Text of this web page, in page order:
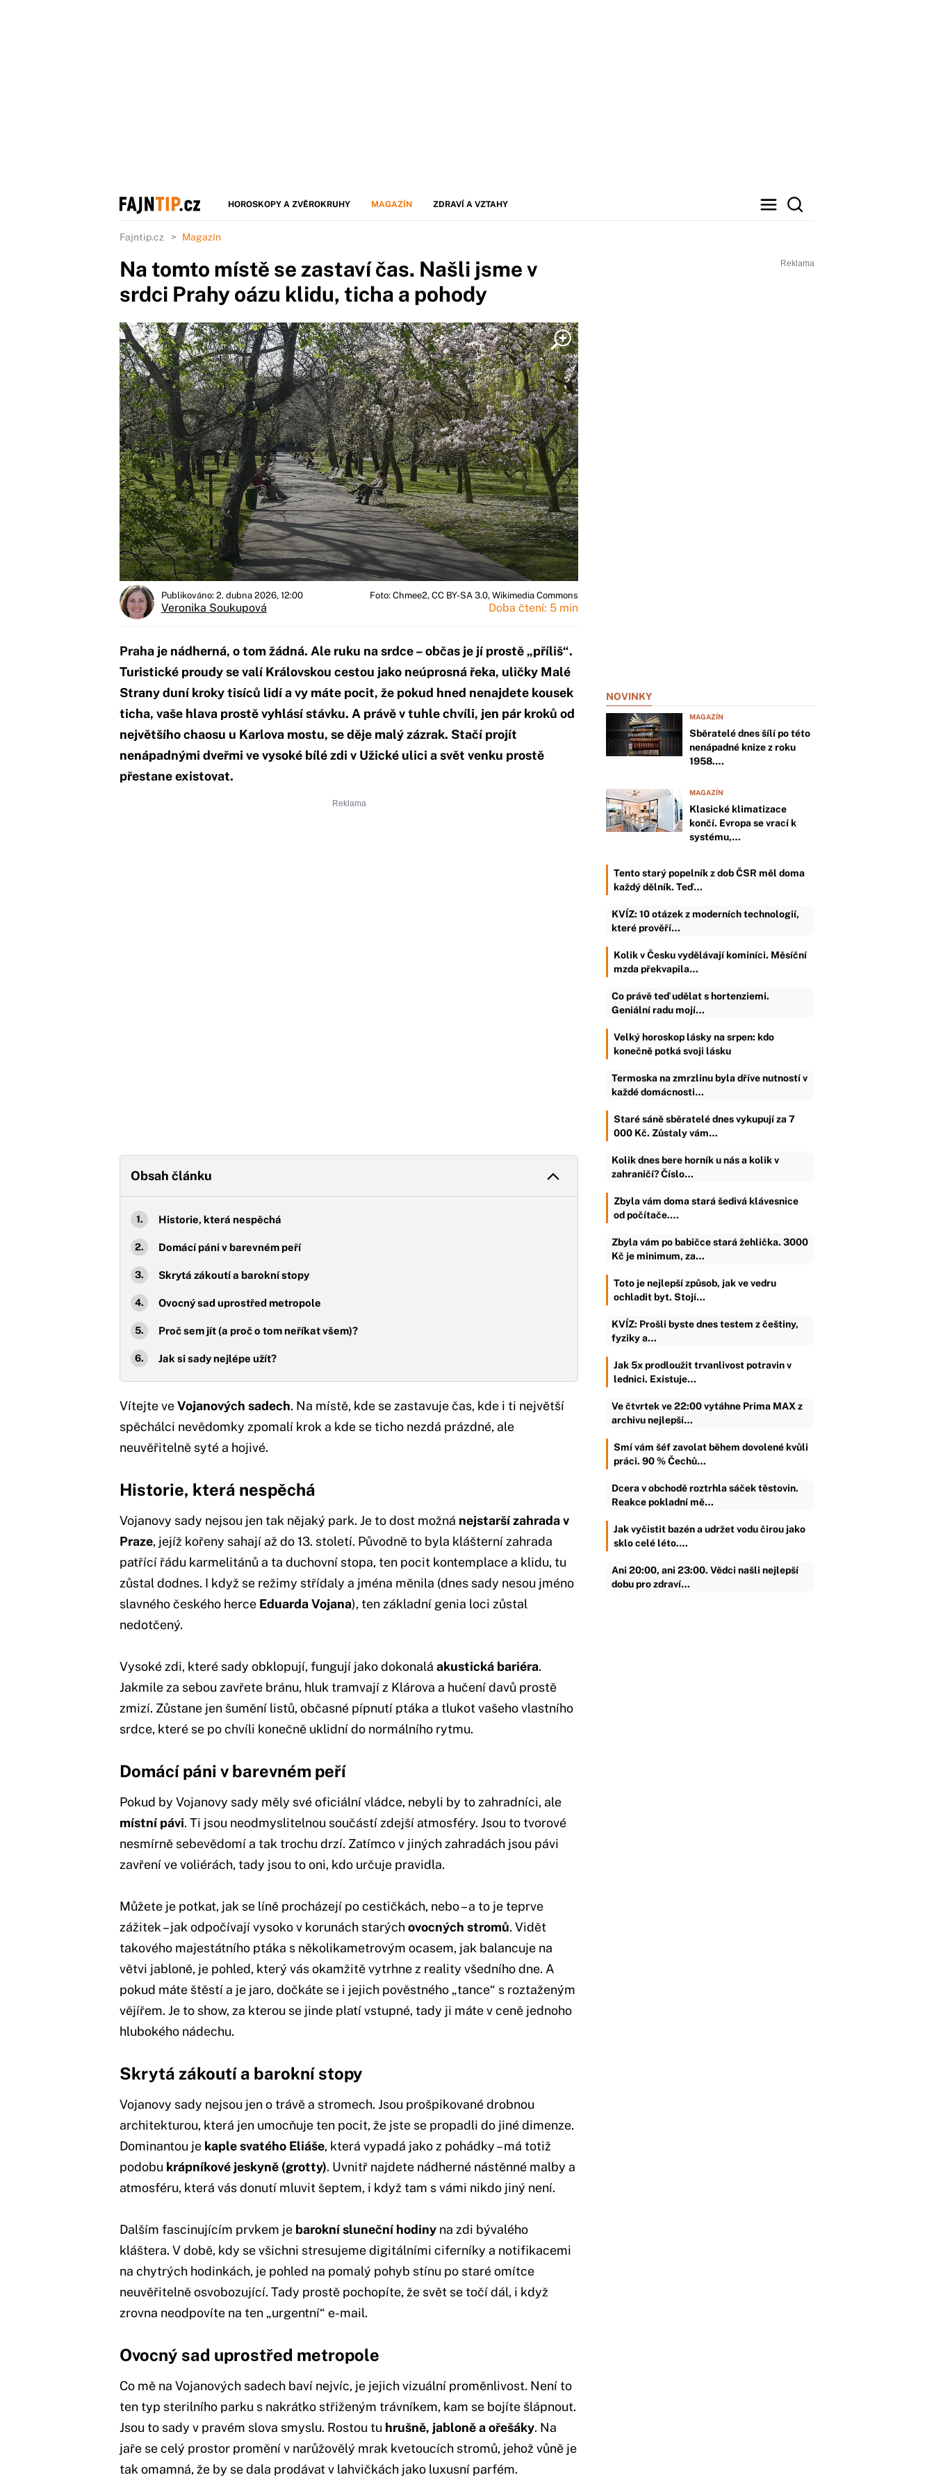
HOROSKOPY A ZVĚROKRUHY MAGAZÍN ZDRAVÍ A VZTAHY
Fajntip.cz Magazín
Na tomto místě se zastaví čas. Našli jsme v
srdci Prahy oázu klidu, ticha a pohody
Publikováno: 2. dubna 2026, 12:00
Veronika Soukupová
Foto: Chmee2, CC BY-SA 3.0, Wikimedia Commons
Doba čtení: 5 min
Praha je nádherná, o tom žádná. Ale ruku na srdce – občas je jí prostě „příliš“.
Turistické proudy se valí Královskou cestou jako neúprosná řeka, uličky Malé
Strany duní kroky tisíců lidí a vy máte pocit, že pokud hned nenajdete kousek
ticha, vaše hlava prostě vyhlásí stávku. A právě v tuhle chvíli, jen pár kroků od
největšího chaosu u Karlova mostu, se děje malý zázrak. Stačí projít
nenápadnými dveřmi ve vysoké bílé zdi v Užické ulici a svět venku prostě
přestane existovat.
Obsah článku
Historie, která nespěchá
Domácí páni v barevném peří
Skrytá zákoutí a barokní stopy
Ovocný sad uprostřed metropole
Proč sem jít (a proč o tom neříkat všem)?
Jak si sady nejlépe užít?
Vítejte veVojanových sadech. Na místě, kde se zastavuje čas, kde i ti největší
spěchálci nevědomky zpomalí krok a kde se ticho nezdá prázdné, ale
neuvěřitelně syté a hojivé.
Historie, která nespěchá
Vojanovy sady nejsou jen tak nějaký park. Je to dost možná nejstarší zahrada v
Praze, jejíž kořeny sahají až do 13. století. Původně to byla klášterní zahrada
patřící řádu karmelitánů a ta duchovní stopa, ten pocit kontemplace a klidu, tu
zůstal dodnes. I když se režimy střídaly a jména měnila (dnes sady nesou jméno
slavného českého herce Eduarda Vojana), ten základní genia loci zůstal
nedotčený.
Vysoké zdi, které sady obklopují, fungují jako dokonalá akustická bariéra.
Jakmile za sebou zavřete bránu, hluk tramvají z Klárova a hučení davů prostě
zmizí. Zůstane jen šumění listů, občasné pípnutí ptáka a tlukot vašeho vlastního
srdce, které se po chvíli konečně uklidní do normálního rytmu.
Domácí páni v barevném peří
Pokud by Vojanovy sady měly své oficiální vládce, nebyli by to zahradníci, ale
místní pávi. Ti jsou neodmyslitelnou součástí zdejší atmosféry. Jsou to tvorové
nesmírně sebevědomí a tak trochu drzí. Zatímco v jiných zahradách jsou pávi
zavření ve voliérách, tady jsou to oni, kdo určuje pravidla.
Můžete je potkat, jak se líně procházejí po cestičkách, nebo – a to je teprve
zážitek – jak odpočívají vysoko v korunách starýchovocných stromů. Vidět
takového majestátního ptáka s několikametrovým ocasem, jak balancuje na
větvi jabloně, je pohled, který vás okamžitě vytrhne z reality všedního dne. A
pokud máte štěstí a je jaro, dočkáte se i jejich pověstného „tance“ s roztaženým
vějířem. Je to show, za kterou se jinde platí vstupné, tady ji máte v ceně jednoho
hlubokého nádechu.
Skrytá zákoutí a barokní stopy
Vojanovy sady nejsou jen o trávě a stromech. Jsou prošpikované drobnou
architekturou, která jen umocňuje ten pocit, že jste se propadli do jiné dimenze.
Dominantou je kaple svatého Eliáše, která vypadá jako z pohádky – má totiž
podobu krápníkové jeskyně (grotty). Uvnitř najdete nádherné nástěnné malby a
atmosféru, která vás donutí mluvit šeptem, i když tam s vámi nikdo jiný není.
Dalším fascinujícím prvkem je barokní sluneční hodiny na zdi bývalého
kláštera. V době, kdy se všichni stresujeme digitálními ciferníky a notifikacemi
na chytrých hodinkách, je pohled na pomalý pohyb stínu po staré omítce
neuvěřitelně osvobozující. Tady prostě pochopíte, že svět se točí dál, i když
zrovna neodpovíte na ten „urgentní“ e-mail.
Ovocný sad uprostřed metropole
Co mě na Vojanových sadech baví nejvíc, je jejich vizuální proměnlivost. Není to
ten typ sterilního parku s nakrátko střiženým trávníkem, kam se bojíte šlápnout.
Jsou to sady v pravém slova smyslu. Rostou tu hrušně, jabloně a ořešáky. Na
jaře se celý prostor promění v narůžovělý mrak kvetoucích stromů, jehož vůně je
tak omamná, že by se dala prodávat v lahvičkách jako luxusní parfém.
NOVINKY
MAGAZÍN
Sběratelé dnes šílí po této
nenápadné knize z roku
1958.…
MAGAZÍN
Klasické klimatizace
končí. Evropa se vrací k
systému,…
Tento starý popelník z dob ČSR měl doma
každý dělník. Teď…
KVÍZ: 10 otázek z moderních technologií,
které prověří…
Kolik v Česku vydělávají kominíci. Měsíční
mzda překvapila…
Co právě teď udělat s hortenziemi.
Geniální radu mojí…
Velký horoskop lásky na srpen: kdo
konečně potká svoji lásku
Termoska na zmrzlinu byla dříve nutností v
každé domácnosti…
Staré sáně sběratelé dnes vykupují za 7
000 Kč. Zůstaly vám…
Kolik dnes bere horník u nás a kolik v
zahraničí? Číslo…
Zbyla vám doma stará šedivá klávesnice
od počítače.…
Zbyla vám po babičce stará žehlička. 3000
Kč je minimum, za…
Toto je nejlepší způsob, jak ve vedru
ochladit byt. Stojí…
KVÍZ: Prošli byste dnes testem z češtiny,
fyziky a…
Jak 5x prodloužit trvanlivost potravin v
lednici. Existuje…
Ve čtvrtek ve 22:00 vytáhne Prima MAX z
archivu nejlepší…
Smí vám šéf zavolat během dovolené kvůli
práci. 90 % Čechů…
Dcera v obchodě roztrhla sáček těstovin.
Reakce pokladní mě…
Jak vyčistit bazén a udržet vodu čirou jako
sklo celé léto.…
Ani 20:00, ani 23:00. Vědci našli nejlepší
dobu pro zdraví…